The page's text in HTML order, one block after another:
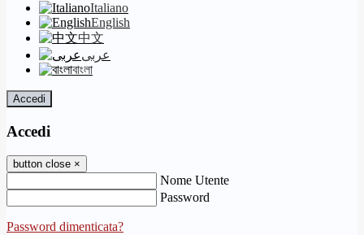
Italiano
English
中文
عربى
বাংলা
Accedi
Accedi
button close ×
Nome Utente
Password
Password dimenticata?